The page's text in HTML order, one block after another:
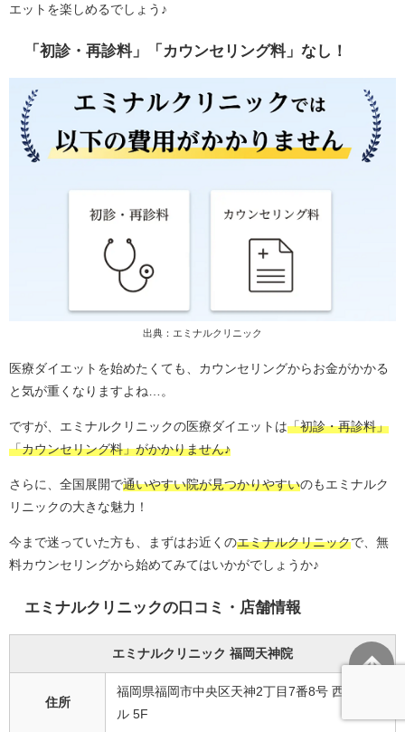
エットを楽しめるでしょう♪
「初診・再診料」「カウンセリング料」なし！
出典：エミナルクリニック
医療ダイエットを始めたくても、カウンセリングからお金がかかる
と気が重くなりますよね…。
ですが、エミナルクリニックの医療ダイエットは「初診・再診料」
「カウンセリング料」がかかりません♪
さらに、全国展開で通いやすい院が見つかりやすいのもエミナルク
リニックの大きな魅力！
今まで迷っていた方も、まずはお近くのエミナルクリニックで、無
料カウンセリングから始めてみてはいかがでしょうか♪
エミナルクリニックの口コミ・店舗情報
エミナルクリニック 福岡天神院
住所
福岡県福岡市中央区天神2丁目7番8号 西天神ビ
ル 5F